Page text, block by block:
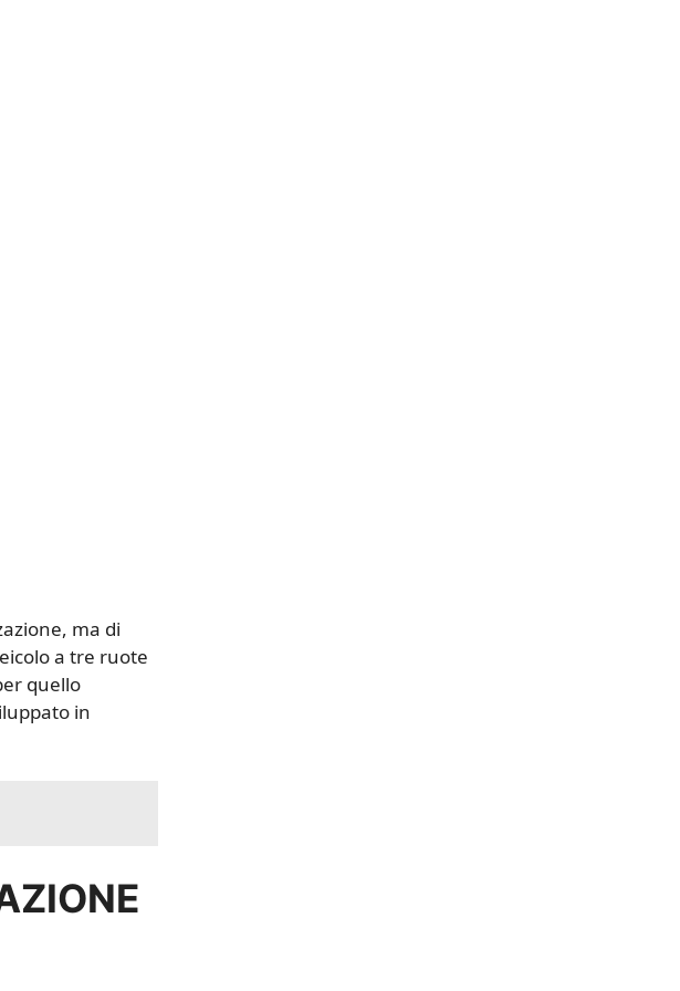
ma di
a tre ruote
quello
in